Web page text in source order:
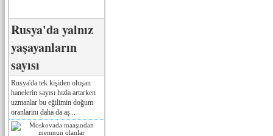
Rusya'da yalnız
yaşayanların
sayısı
Rusya'da tek kişiden oluşan
hanelerin sayısı hızla artarken
uzmanlar bu eğilimin doğum
oranlarını daha da aş...